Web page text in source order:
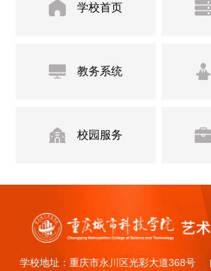
学校首页
教务系统
校园服务
学校地址：重庆市永川区光彩大道368